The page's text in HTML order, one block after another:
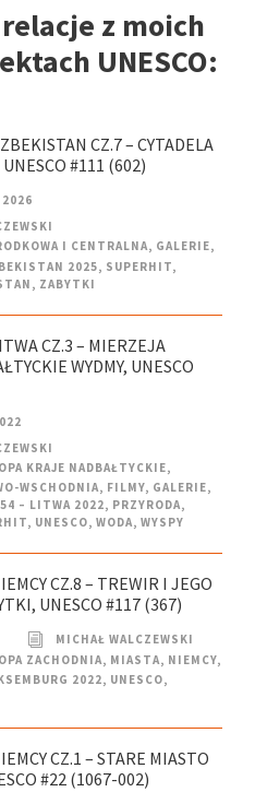
z moich
UNESCO:
CZ.7 – CYTADELA
#111 (602)
I CENTRALNA, GALERIE,
2025, SUPERHIT,
, ZABYTKI
CZ.3 – MIERZEJA
WYDMY, UNESCO
KRAJE NADBAŁTYCKIE,
WSCHODNIA, FILMY, GALERIE,
– LITWA 2022, PRZYRODA,
, UNESCO, WODA, WYSPY
CZ.8 – TREWIR I JEGO
UNESCO #117 (367)
MICHAŁ WALCZEWSKI
ZACHODNIA, MIASTA, NIEMCY,
2022, UNESCO,
CZ.1 – STARE MIASTO
#22 (1067-002)